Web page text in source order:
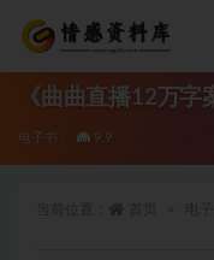
《曲曲直播12万字
电子书 9.9